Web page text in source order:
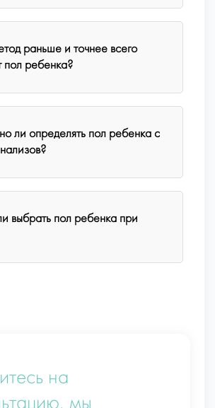
раньше и точнее всего
пол ребенка?
ли определять пол ребенка с
выбрать пол ребенка при
на
мы